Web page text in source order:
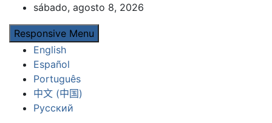
content
sábado, agosto 8, 2026
Responsive Menu
English
Español
Português
中文 (中国)
Русский